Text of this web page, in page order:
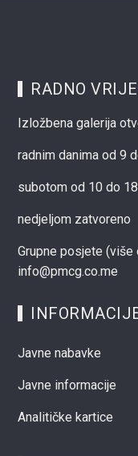
RADNO
Izložbena galerija
radnim danima od 9
subotom od 10 do
nedjeljom zatvoreno
Grupne posjete (više
info@pmcg.co.me
Javne nabavke
Javne informacije
Analitičke kartice